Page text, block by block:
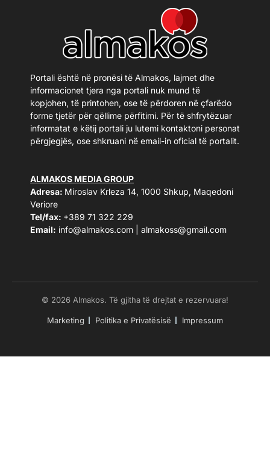
Portali është në pronësi të Almakos, lajmet dhe
informacionet tjera nga portali nuk mund të
kopjohen, të printohen, ose të përdoren në çfarëdo
forme tjetër për qëllime përfitimi. Për të shfrytëzuar
informatat e këtij portali ju lutemi kontaktoni personat
përgjegjës, ose shkruani në email-in oficial të portalit.
ALMAKOS MEDIA GROUP
Adresa: Miroslav Krleza 14, 1000 Shkup, Maqedoni
Veriore
Tel/fax: +389 71 322 229
Email: info@almakos.com almakoss@gmail.com
© 2026 Almakos. Të gjitha të drejtat e rezervuara!
Marketing Politika e Privatësisë Impressum